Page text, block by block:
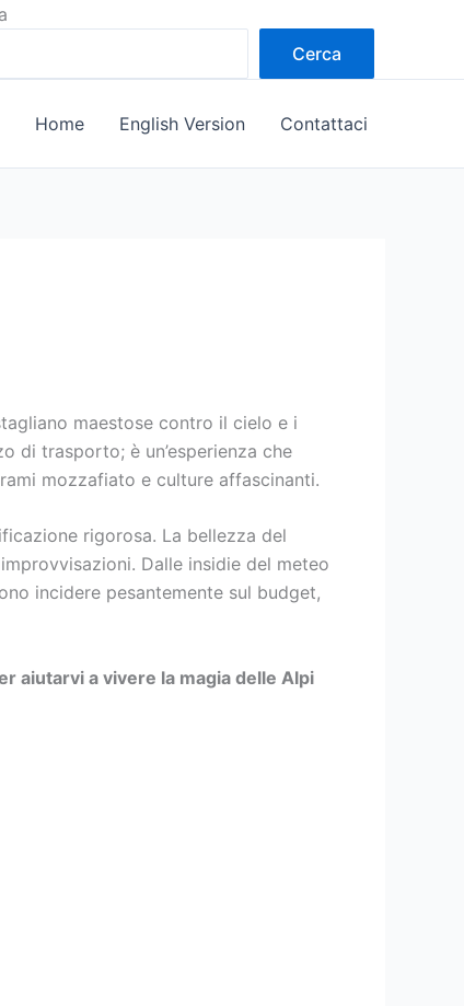
Cerca
Home English Version Contattaci
maestose contro il cielo e i
di trasporto; è un’esperienza che
mozzafiato e culture affascinanti.
rigorosa. La bellezza del
Dalle insidie del meteo
incidere pesantemente sul budget,
aiutarvi a vivere la magia delle Alpi